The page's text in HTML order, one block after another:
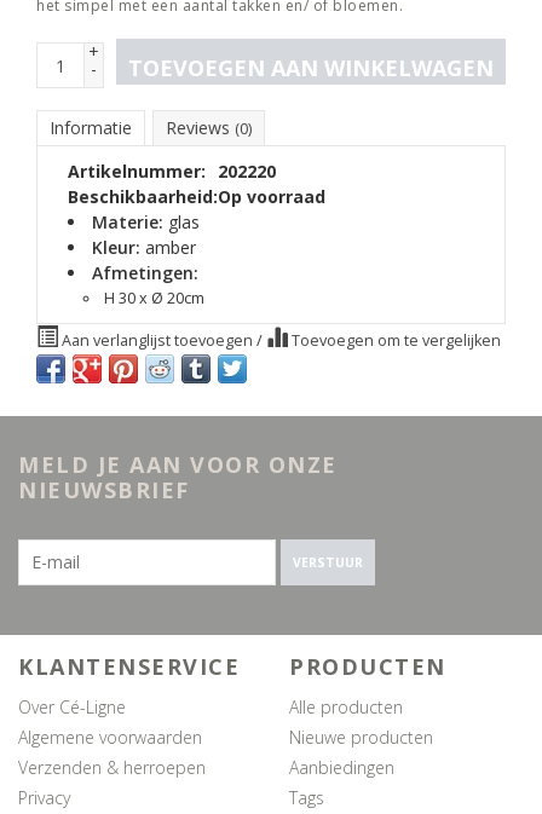
het simpel met een aantal takken en/ of bloemen.
+
- TOEVOEGEN AAN WINKELWAGEN
Informatie Reviews (0)
Artikelnummer:
202220
Beschikbaarheid:Op voorraad
Materie: glas
Kleur: amber
Afmetingen:
H 30 x Ø 20cm
Aan verlanglijst toevoegen / Toevoegen om te vergelijken
MELD JE AAN VOOR ONZE
NIEUWSBRIEF
VERSTUUR
KLANTENSERVICE
Over Cé-Ligne
Algemene voorwaarden
Verzenden & herroepen
Privacy
PRODUCTEN
Alle producten
Nieuwe producten
Aanbiedingen
Tags